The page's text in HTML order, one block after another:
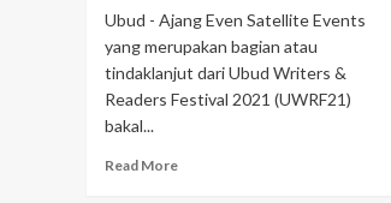
Ubud - Ajang Even Satellite Events
yang merupakan bagian atau
tindaklanjut dari Ubud Writers &
Readers Festival 2021 (UWRF21)
bakal...
Read More